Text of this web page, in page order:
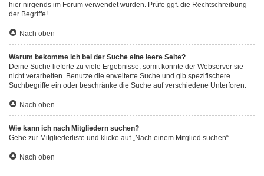
hier nirgends im Forum verwendet wurden. Prüfe ggf. die Rechtschreibung
der Begriffe!
Nach oben
Warum bekomme ich bei der Suche eine leere Seite?
Deine Suche lieferte zu viele Ergebnisse, somit konnte der Webserver sie
nicht verarbeiten. Benutze die erweiterte Suche und gib spezifischere
Suchbegriffe ein oder beschränke die Suche auf verschiedene Unterforen.
Nach oben
Wie kann ich nach Mitgliedern suchen?
Gehe zur Mitgliederliste und klicke auf „Nach einem Mitglied suchen“.
Nach oben